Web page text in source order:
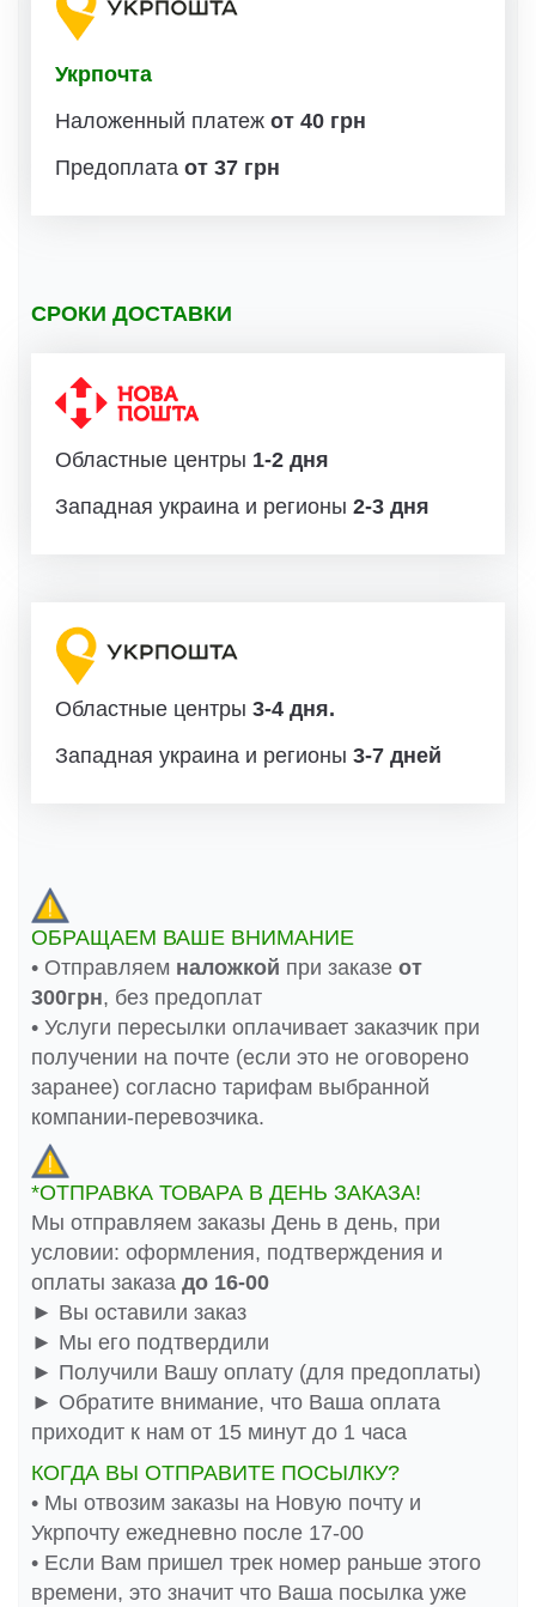
Укрпочта
Наложенный платеж от 40 грн
Предоплата от 37 грн
СРОКИ ДОСТАВКИ
Областные центры 1-2 дня
Западная украина и регионы 2-3 дня
Областные центры 3-4 дня.
Западная украина и регионы 3-7 дней
ОБРАЩАЕМ ВАШЕ ВНИМАНИЕ
• Отправляем наложкой при заказе от
300грн, без предоплат
• Услуги пересылки оплачивает заказчик при
получении на почте (если это не оговорено
заранее) согласно тарифам выбранной
компании-перевозчика.
*ОТПРАВКА ТОВАРА В ДЕНЬ ЗАКАЗА!
Мы отправляем заказы День в день, при
условии: оформления, подтверждения и
оплаты заказа до 16-00
► Вы оставили заказ
► Мы его подтвердили
► Получили Вашу оплату (для предоплаты)
► Обратите внимание, что Ваша оплата
приходит к нам от 15 минут до 1 часа
КОГДА ВЫ ОТПРАВИТЕ ПОСЫЛКУ?
• Мы отвозим заказы на Новую почту и
Укрпочту ежедневно после 17-00
• Если Вам пришел трек номер раньше этого
времени, это значит что Ваша посылка уже